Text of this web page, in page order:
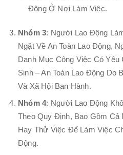
Động Ở Nơi Làm Việc.
Nhóm 3: Người Lao Động
Ngặt Về An Toàn Lao Động,
Danh Mục Công Việc Có Yêu
Sinh – An Toàn Lao Động Do
Và Xã Hội Ban Hành.
Nhóm 4: Người Lao Động
Theo Quy Định, Bao Gồm
Hay Thử Việc Để Làm Việc
Động.